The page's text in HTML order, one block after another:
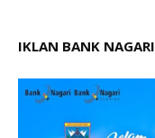
IKLAN BANK NAGARI